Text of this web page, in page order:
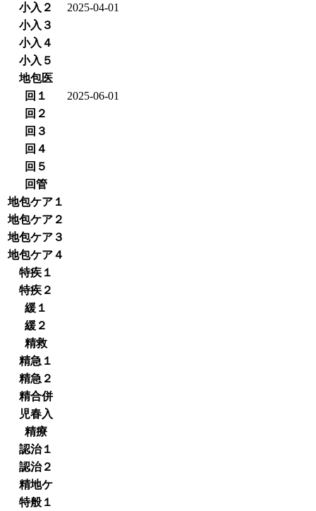
小入２
2025-04-01
小入３
小入４
小入５
地包医
回１
2025-06-01
回２
回３
回４
回５
回管
地包ケア１
地包ケア２
地包ケア３
地包ケア４
特疾１
特疾２
緩１
緩２
精救
精急１
精急２
精合併
児春入
精療
認治１
認治２
精地ケ
特般１